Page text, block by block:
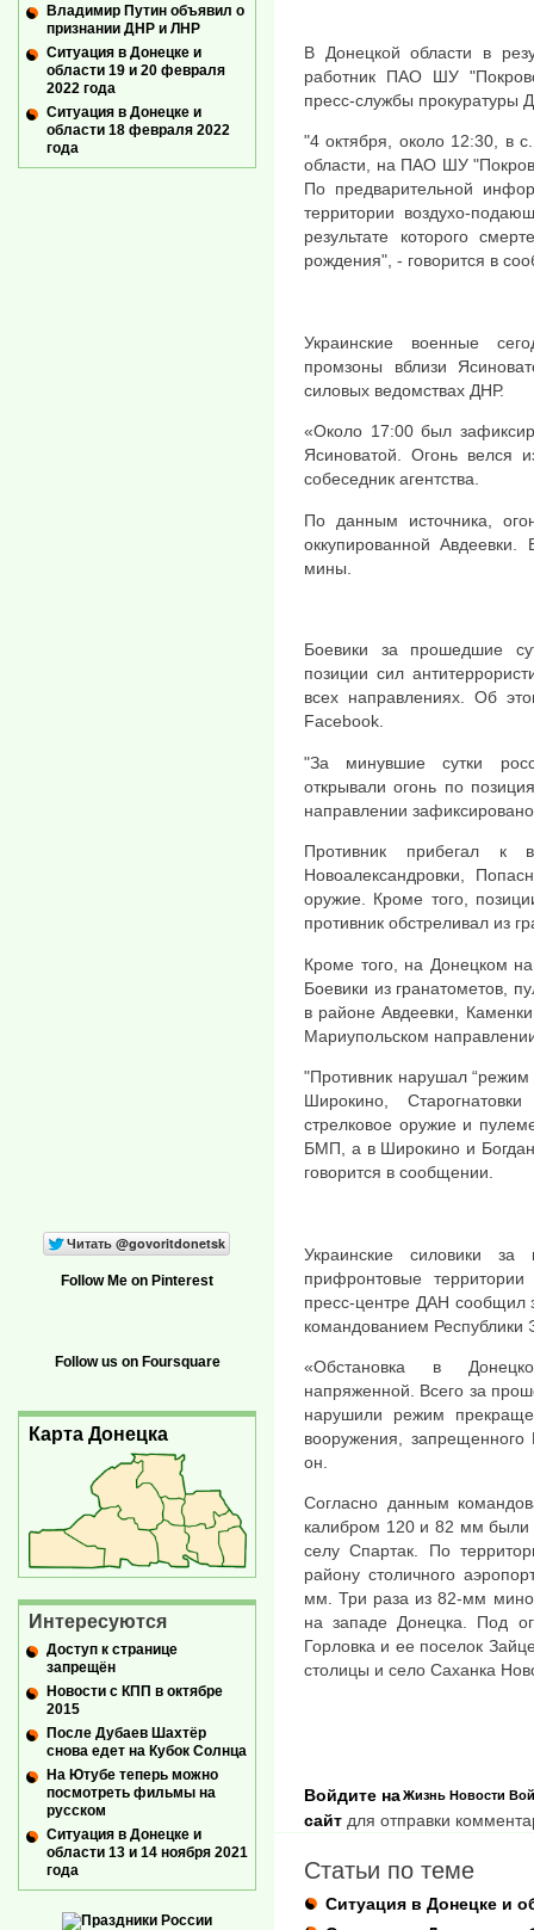
В Донецкой области в
работник ПАО ШУ
пресс-службы прокуратуры
"4 октября, около 12:30, в
области, на ПАО ШУ
По предварительной
территории воздухо-
результате которого
рождения", - говорится в
Украинские военные
промзоны вблизи
силовых ведомствах ДНР.
«Около 17:00 был
Ясиноватой. Огонь велся
собеседник агентства.
По данным источника,
оккупированной
мины.
Боевики за прошедшие
позиции сил
всех направлениях. Об
Facebook.
"За минувшие сутки
открывали огонь по
направлении
Противник прибегал к
Новоалександровки,
оружие. Кроме того,
противник обстреливал из
Кроме того, на Донецком
Боевики из гранатометов,
в районе Авдеевки,
Мариупольском
"Противник нарушал
Широкино,
стрелковое оружие и
БМП, а в Широкино и
говорится в сообщении.
Украинские силовики
прифронтовые
пресс-центре ДАН сообщил
командованием Республики
«Обстановка в
напряженной. Всего за
нарушили режим
вооружения,
он.
Согласно данным
калибром 120 и 82 мм были
селу Спартак. По
району столичного
мм. Три раза из 82-мм
на западе Донецка. Под
Горловка и ее поселок
столицы и село Саханка
Жизнь Новости
Войдите на
сайт для отправки
Статьи по теме
Ситуация в Донецке и
Владимир Путин объявил о
признании ДНР и ЛНР
Ситуация в Донецке и
области 19 и 20 февраля
2022 года
Ситуация в Донецке и
области 18 февраля 2022
года
Follow Me on Pinterest
Follow us on Foursquare
Карта Донецка
Интересуются
Доступ к странице
запрещён
Новости с КПП в октябре
2015
После Дубаев Шахтёр
снова едет на Кубок Солнца
На Ютубе теперь можно
посмотреть фильмы на
русском
Ситуация в Донецке и
области 13 и 14 ноября 2021
года